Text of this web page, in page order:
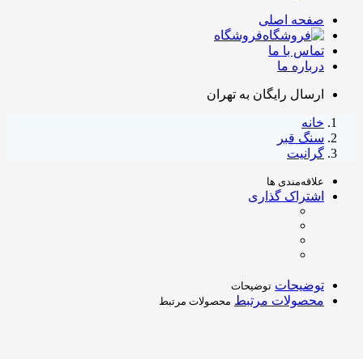
صفحه اصلی
فروشگاه
تماس با ما
درباره ما
ارسال رایگان به تهران
خانه
سنگ قبر
گرانیت
علاقه‌مندی ها
اشتراک گذاری
توضیحات توضیحات
محصولات مرتبط محصولات مرتبط